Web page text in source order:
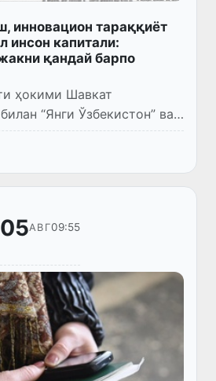
инновацион тараққиёт
инсон капитали:
қандай барпо
ҳокими Шавкат
“Янги Ўзбекистон” ва
газеталари бош
ДОНИЁРОВ суҳбати
05АВГ09:55